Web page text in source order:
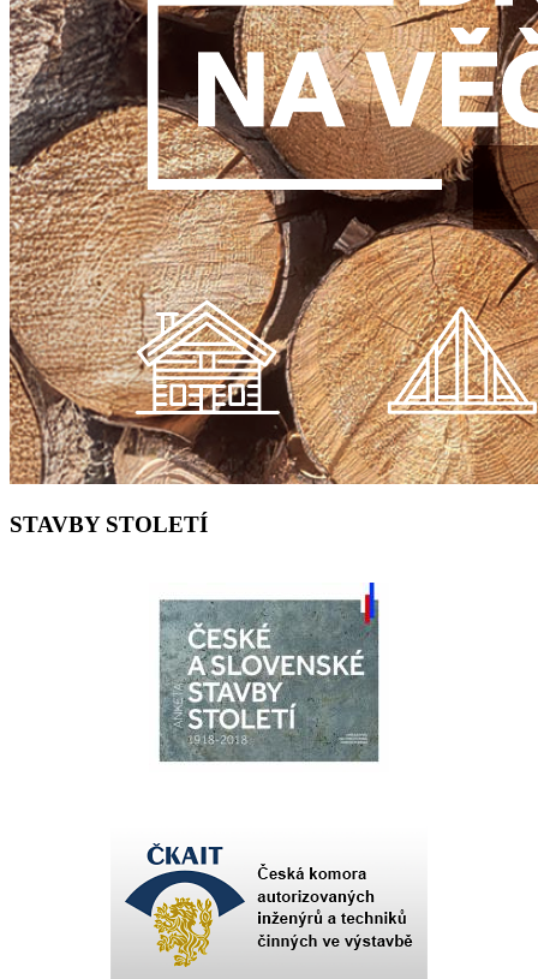
STAVBY STOLETÍ